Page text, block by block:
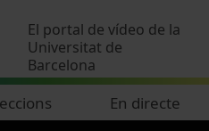
El portal de vídeo de la
Universitat de
Barcelona
En directe